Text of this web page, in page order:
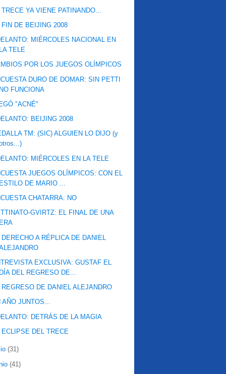
YA VIENE PATINANDO...
FIN DE BEIJING 2008
MIÉRCOLES NACIONAL EN
TELE
POR LOS JUEGOS OLÍMPICOS
DURO DE DOMAR: SIN PETTI
FUNCIONA
"ACNÉ"
BEIJING 2008
TM: (SIC) ALGUIEN LO DIJO (y
MIÉRCOLES EN LA TELE
JUEGOS OLÍMPICOS: CON EL
DE MARIO ...
CHATARRA: NO
GVIRTZ: EL FINAL DE UNA
DERECHO A RÉPLICA DE DANIEL
EXCLUSIVA: GUSTAF EL
DEL REGRESO DE...
REGRESO DE DANIEL ALEJANDRO
AÑO JUNTOS...
DETRÁS DE LA MAGIA
ECLIPSE DEL TRECE
(31)
(41)